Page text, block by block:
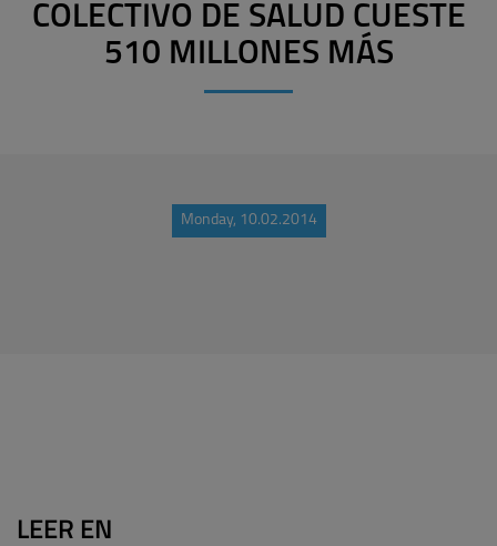
COLECTIVO DE SALUD CUESTE
510 MILLONES MÁS
Monday, 10.02.2014
LEER EN